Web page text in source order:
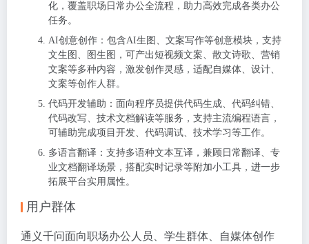
化，覆盖职场日常办公全流程，助力高效完成各类办公
任务。
AI创意创作：包含AI生图、文案写作等创意模块，支持
文生图、图生图，可产出短视频文案、散文诗歌、营销
文案等多种内容，激发创作灵感，适配自媒体、设计、
文案等创作人群。
代码开发辅助：面向程序员提供代码生成、代码纠错、
代码改写、技术文档解读等服务，支持主流编程语言，
可辅助完成项目开发、代码调试、技术学习等工作。
多语言翻译：支持多语种文本互译，兼顾日常翻译、专
业文档翻译场景，搭配实时记录等附加小工具，进一步
拓展平台实用属性。
用户群体
通义千问面向职场办公人员、学生群体、自媒体创作